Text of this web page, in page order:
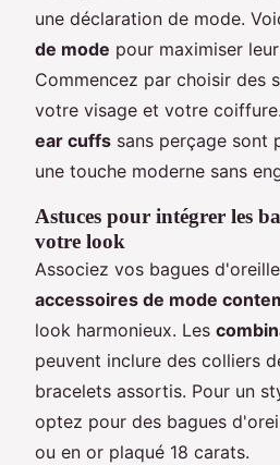
une déclaration de mode.
de mode pour maximiser
Commencez par choisir des
votre visage et votre
ear cuffs sans perçage sont
une touche moderne sans
Astuces pour intégrer les
votre look
Associez vos bagues
accessoires de mode
look harmonieux. Les
peuvent inclure des colliers
bracelets assortis. Pour un
optez pour des bagues
ou en or plaqué 18 carats.